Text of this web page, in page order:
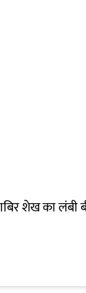
शेख का लंबी